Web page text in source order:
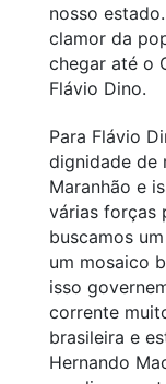
nosso
clamor da
chegar até o
Flávio Dino.
Para Flávio
dignidade de
Maranhão e
várias forças
buscamos
um mosaico
isso
corrente
brasileira e
Hernando